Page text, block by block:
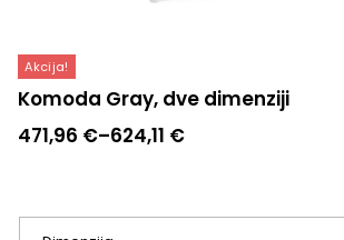
Akcija!
Komoda Gray, dve dimenziji
471,96 €–624,11 €
Cenovni
471,96 €